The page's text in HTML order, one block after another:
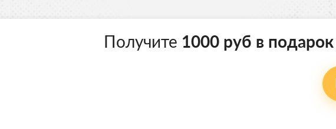
Получите 1000 руб в подарок